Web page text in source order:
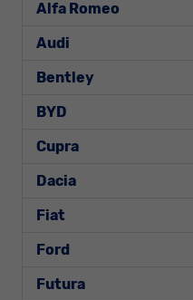
Alfa Romeo
Audi
Bentley
BYD
Cupra
Dacia
Fiat
Ford
Futura